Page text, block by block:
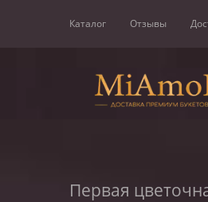
Каталог Отзывы
Первая